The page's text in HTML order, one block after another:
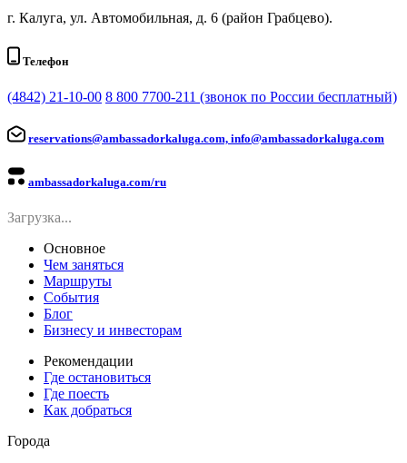
г. Калуга, ул. Автомобильная, д. 6 (район Грабцево).
Телефон
(4842) 21-10-00 8 800 7700-211 (звонок по России бесплатный)
reservations@ambassadorkaluga.com, info@ambassadorkaluga.com
ambassadorkaluga.com/ru
Загрузка...
Основное
Чем заняться
Маршруты
События
Блог
Бизнесу и инвесторам
Рекомендации
Где остановиться
Где поесть
Как добраться
Города